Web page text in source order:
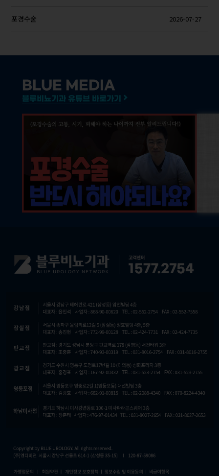
포경수술 2026-07-27
BLUE MEDIA
블루비뇨기과 유튜브 바로가기